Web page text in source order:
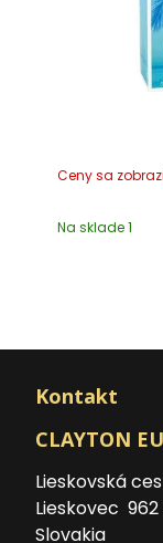
Na sklade 1
Kontakt
CLAYTON
Lieskovská
Lieskovec 962
Slovakia